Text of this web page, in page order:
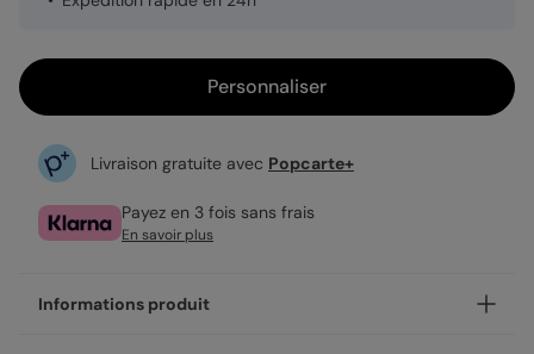
Personnaliser
Livraison gratuite avec Popcarte+
Payez en 3 fois sans frais
En savoir plus
Informations produit